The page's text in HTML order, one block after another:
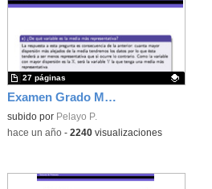
Examen Grado Medio - Matemáticas - 2024 - CAM
Contenido educativo.
subido por Pelayo P.
27 páginas
-hace un año- 2240visualizaciones